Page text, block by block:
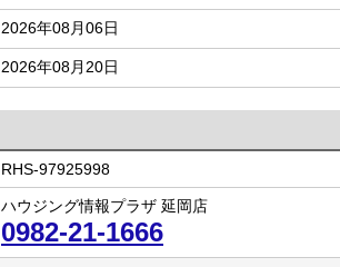
2026年08月06日
2026年08月20日
RHS-97925998
ハウジング情報プラザ 延岡店
0982-21-1666